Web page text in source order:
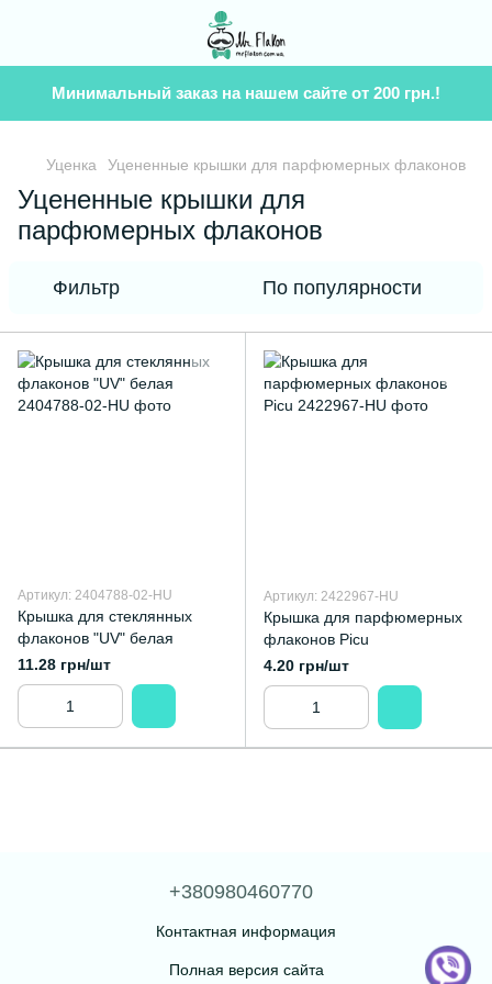
Минимальный заказ на нашем сайте от 200 грн.!
Уценка Уцененные крышки для парфюмерных флаконов
Уцененные крышки для
парфюмерных флаконов
Фильтр По популярности
Артикул: 2404788-02-HU
Крышка для стеклянных
флаконов "UV" белая
11.28 грн/шт
Артикул: 2422967-HU
Крышка для парфюмерных
флаконов Picu
4.20 грн/шт
+380980460770
Контактная информация
Полная версия сайта